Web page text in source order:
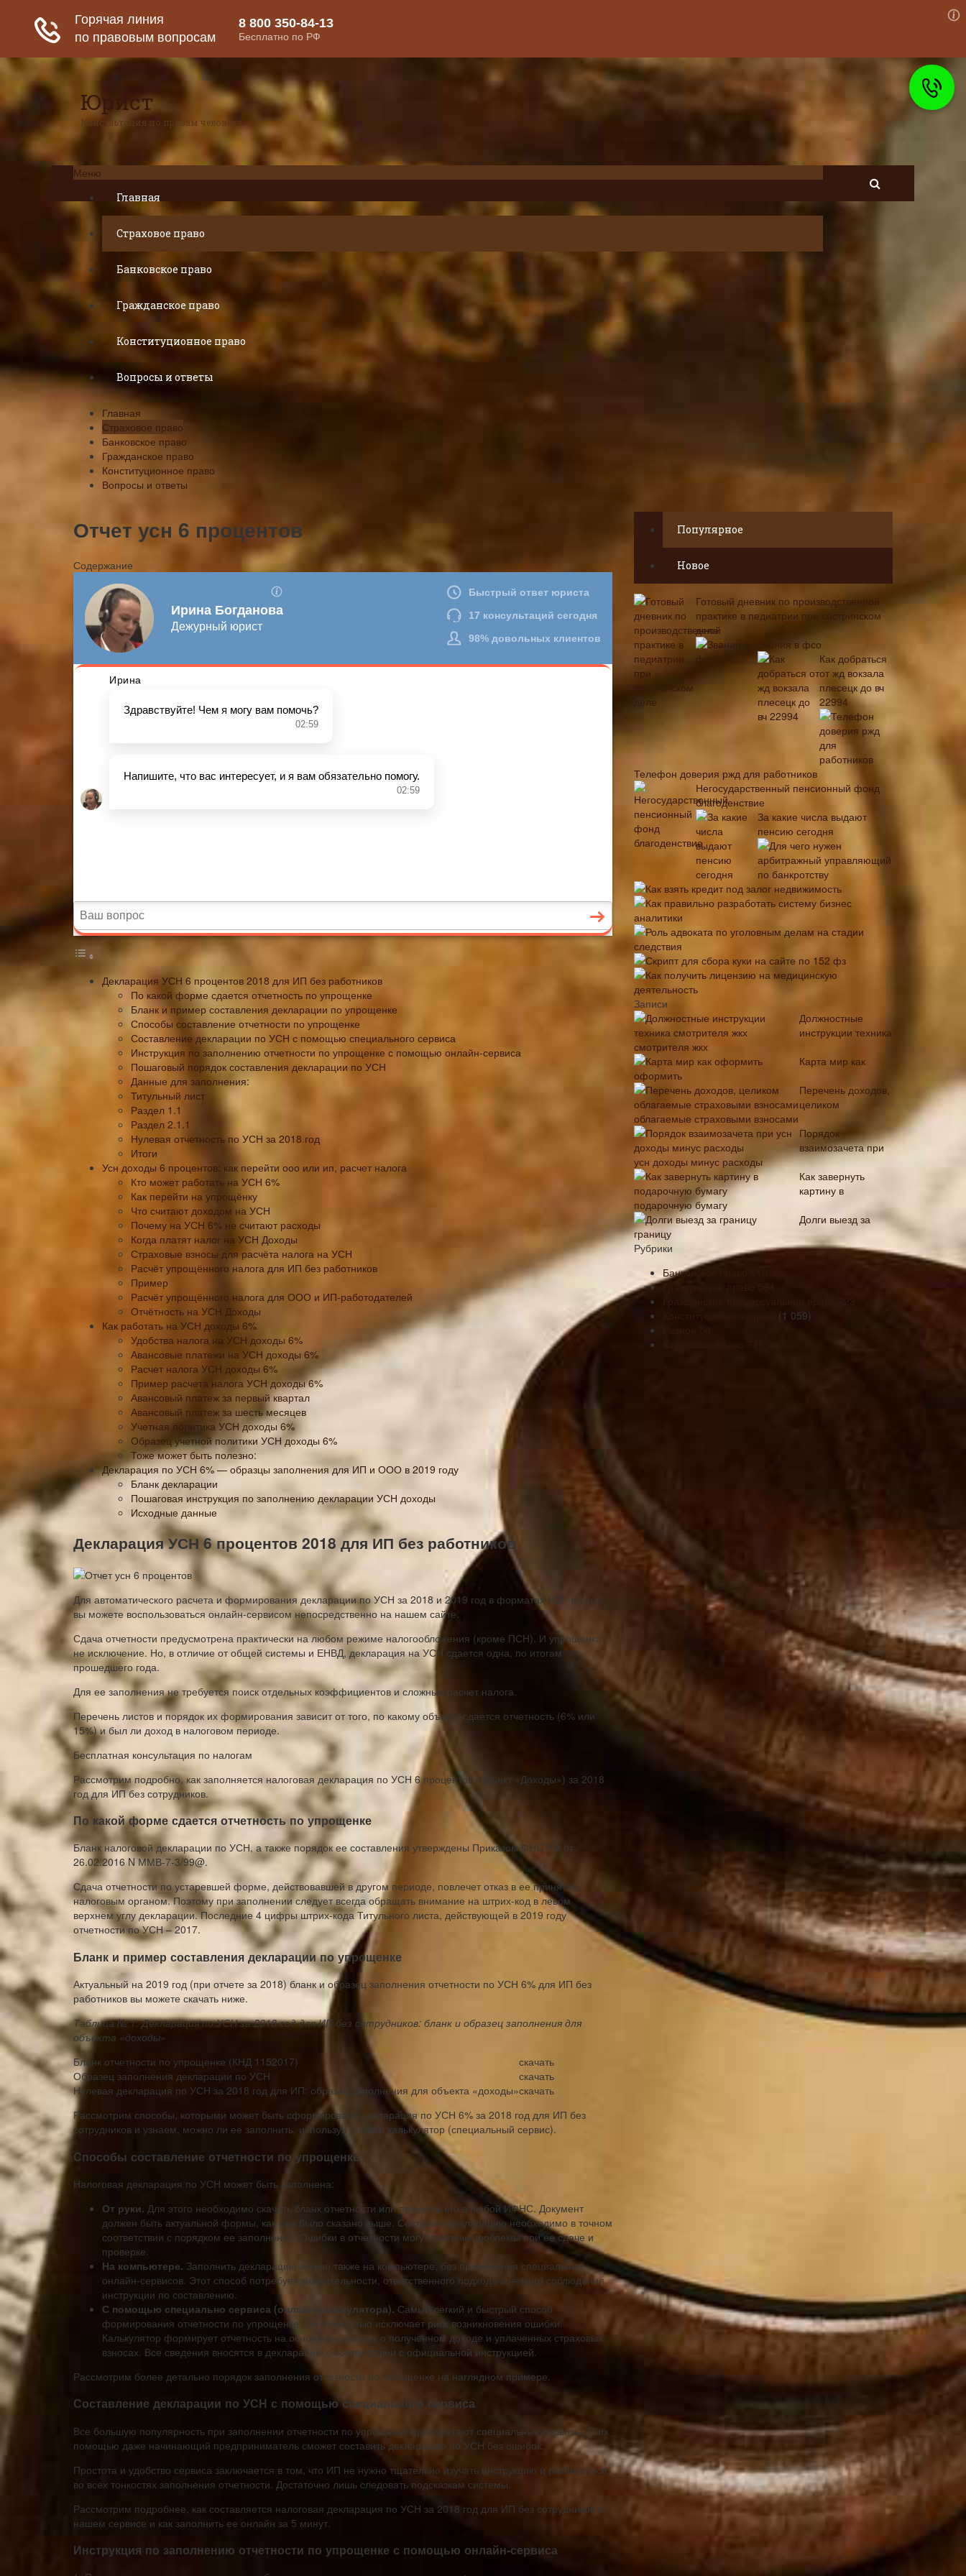
Юрист
Консультация по правам человека
Меню
Главная
Страховое право
Банковское право
Гражданское право
Конституционное право
Вопросы и ответы
Главная
Страховое право
Банковское право
Гражданское право
Конституционное право
Вопросы и ответы
Отчет усн 6 процентов
Содержание
Декларация УСН 6 процентов 2018 для ИП без работников
По какой форме сдается отчетность по упрощенке
Бланк и пример составления декларации по упрощенке
Способы составление отчетности по упрощенке
Составление декларации по УСН с помощью специального сервиса
Инструкция по заполнению отчетности по упрощенке с помощью онлайн-сервиса
Пошаговый порядок составления декларации по УСН
Данные для заполнения:
Титульный лист
Раздел 1.1
Раздел 2.1.1
Нулевая отчетность по УСН за 2018 год
Итоги
Усн доходы 6 процентов: как перейти ооо или ип, расчет налога
Кто может работать на УСН 6%
Как перейти на упрощёнку
Что считают доходом на УСН
Почему на УСН 6% не считают расходы
Когда платят налог на УСН Доходы
Страховые взносы для расчёта налога на УСН
Расчёт упрощённого налога для ИП без работников
Пример
Расчёт упрощённого налога для ООО и ИП-работодателей
Отчётность на УСН Доходы
Как работать на УСН доходы 6%
Удобства налога на УСН доходы 6%
Авансовые платежи на УСН доходы 6%
Расчет налога УСН доходы 6%
Пример расчета налога УСН доходы 6%
Авансовый платеж за первый квартал
Авансовый платеж за шесть месяцев
Учетная политика УСН доходы 6%
Образец учетной политики УСН доходы 6%
Тоже может быть полезно:
Декларация по УСН 6% — образцы заполнения для ИП и ООО в 2019 году
Бланк декларации
Пошаговая инструкция по заполнению декларации УСН доходы
Исходные данные
Декларация УСН 6 процентов 2018 для ИП без работников
Для автоматического расчета и формирования декларации по УСН за 2018 и 2019 год в форматах PDF и Excel
вы можете воспользоваться онлайн-сервисом непосредственно на нашем сайте.
Сдача отчетности предусмотрена практически на любом режиме налогообложения (кроме ПСН). И упрощенка
не исключение. Но, в отличие от общей системы и ЕНВД, декларация на УСН сдается одна, по итогам
прошедшего года.
Для ее заполнения не требуется поиск отдельных коэффициентов и сложный расчет налога.
Перечень листов и порядок их формирования зависит от того, по какому объекту сдается отчетность (6% или
15%) и был ли доход в налоговом периоде.
Бесплатная консультация по налогам
Рассмотрим подробно, как заполняется налоговая декларация по УСН 6 процентов (объект «Доходы») за 2018
год для ИП без сотрудников.
По какой форме сдается отчетность по упрощенке
Бланк налоговой декларации по УСН, а также порядок ее составления утверждены Приказом ФНС РФ от
26.02.2016 N ММВ-7-3/99@.
Сдача отчетности по устаревшей форме, действовавшей в другом периоде, повлечет отказ в ее принятии
налоговым органом. Поэтому при заполнении следует всегда обращать внимание на штрих-код в левом
верхнем углу декларации. Последние 4 цифры штрих-кода Титульного листа, действующей в 2019 году
отчетности по УСН – 2017.
Бланк и пример составления декларации по упрощенке
Актуальный на 2019 год (при отчете за 2018) бланк и образец заполнения отчетности по УСН 6% для ИП без
работников вы можете скачать ниже.
Таблица № 1. Декларация по УСН за 2018 год для ИП без сотрудников: бланк и образец заполнения для
объекта «доходы»
Бланк отчетности по упрощенке (КНД 1152017)
скачать
Образец заполнения декларации по УСН
скачать
Нулевая декларация по УСН за 2018 год для ИП: образец заполнения для объекта «доходы»скачать
Рассмотрим способы, которыми может быть сформирована декларация по УСН 6% за 2018 год для ИП без
сотрудников и узнаем, можно ли ее заполнить, используя онлайн калькулятор (специальный сервис).
Способы составление отчетности по упрощенке
Налоговая декларация по УСН может быть заполнена:
От руки. Для этого необходимо скачать бланк отчетности или получить его в любой ИФНС. Документ
должен быть актуальной формы, как уже было сказано выше. Составить декларацию необходимо в точном
соответствии с порядком ее заполнения. Ошибки в отчетности могут повлечь проблемы при ее сдаче и
проверке.
На компьютере. Заполнить декларацию можно также на компьютере, без применения специальных
онлайн-сервисов. Этот способ потребует внимательности, ответственного подхода и четкого соблюдения
инструкции по составлению.
С помощью специально сервиса (онлайн-калькулятора). Самый легкий и быстрый способ
формирования отчетности по упрощенке. Он полностью исключает риск возникновения ошибки.
Калькулятор формирует отчетность на основании данных о полученном доходе и уплаченных страховых
взносах. Все сведения вносятся в декларацию в соответствии с официальной инструкцией.
Рассмотрим более детально порядок заполнения отчетности по упрощенке на наглядном примере.
Составление декларации по УСН с помощью специального сервиса
Все большую популярность при заполнении отчетности по упрощенке приобретают специальные сервисы. С их
помощью даже начинающий предприниматель сможет составить декларацию по УСН без ошибок.
Простота и удобство сервиса заключается в том, что ИП не нужно тщательно изучать инструкцию и разбираться
во всех тонкостях заполнения отчетности. Достаточно лишь следовать подсказкам системы.
Рассмотрим подробнее, как составляется налоговая декларация по УСН за 2018 год для ИП без сотрудников в
нашем сервисе и как заполнить ее онлайн за 5 минут.
Инструкция по заполнению отчетности по упрощенке с помощью онлайн-сервиса
Популярное
Новое
Готовый дневник по производственной
практике в педиатрии при сестринском
деле
Звания в фсо
Как добраться
от жд вокзала
плесецк до вч
22994
Телефон доверия ржд для работников
Негосударственный пенсионный фонд
благоденствие
За какие числа выдают
пенсию сегодня
Для чего нужен
арбитражный управляющий
по банкротству
Как взять кредит под залог недвижимость
Как правильно разработать систему бизнес
аналитики
Роль адвоката по уголовным делам на стадии
следствия
Скрипт для сбора куки на сайте по 152 фз
Как получить лицензию на медицинскую
деятельность
Записи
Должностные
инструкции техника
смотрителя жкх
Карта мир как
оформить
Перечень доходов,
целиком
облагаемые страховыми взносами
Порядок
взаимозачета при
усн доходы минус расходы
Как завернуть
картину в
подарочную бумагу
Долги выезд за
границу
Рубрики
Банковское право
Конституционное право
(1 059)